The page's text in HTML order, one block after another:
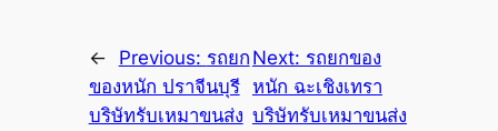
← Previous: รถยก
ของหนัก ปราจีนบุรี
บริษัทรับเหมาขนส่ง
Next: รถยกของ
หนัก ฉะเชิงเทรา
บริษัทรับเหมาขนส่ง